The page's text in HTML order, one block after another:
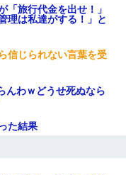
旅行代金を出せ！」
理は私達がする！」と
信じられない言葉を受
んわｗどうせ死ぬなら
た結果